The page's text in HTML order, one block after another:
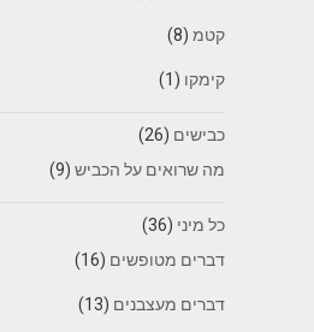
קטמ(8)
קימקו (1)
כבישים (26)
מה שרואים על הכביש(9)
כל מיני (36)
דברים מטופשים (16)
דברים מעצבנים (13)